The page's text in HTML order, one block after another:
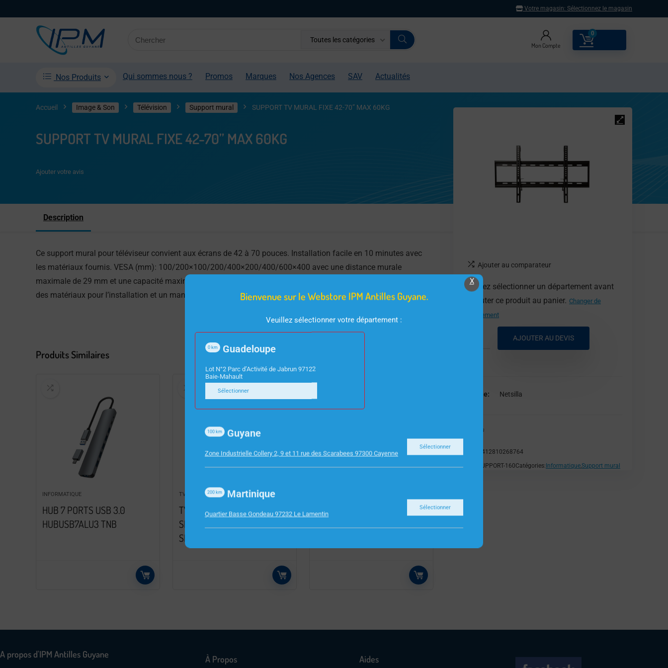
Votre magasin: Sélectionnez le magasin
Toutes les catégories
Mon Compte
0
Nos Produits Qui sommes nous ? Promos Marques Nos Agences SAV Actualités
Accueil Image & Son Télévision Support mural SUPPORT TV MURAL FIXE 42-70” MAX 60KG
SUPPORT TV MURAL FIXE 42-70” MAX 60KG
Ajouter au comparateur
Veuillez sélectionner un département avant
d'ajouter ce produit au panier. Changer de
département
AJOUTER AU DEVIS
Marque Netsilla
Netsilla
5412810268764
SUPPORT-160Catégories:InformatiqueSupport mural
Ajouter votre avis
Description
Ce support mural pour téléviseur convient aux écrans de 42 à 70 pouces. Installation facile en 10 minutes avec
les matériaux fournis. VESA (mm): 100/200×100/200/400×200/400/600×400 avec une distance murale
maximale de 29 mm et une capacité maximale de 60 kg. Livré dans son emballage original avec une passe d’eau,
des matériaux pour l’installation et un manuel. Expédition dans les 24 heures.
Produits Similaires
INFORMATIQUE
HUB 7 PORTS USB 3.0
HUBUSB7ALU3 TNB
TV
TV 43″/108CM STRONG
SRT43UA6203 UHD/4K
SMART
ADAPTATEUR USB 3.0 RJ45
A propos d'IPM Antilles Guyane À Propos Aides
X
Bienvenue sur le Webstore IPM Antilles Guyane.
Veuillez sélectionner votre département :
Guadeloupe
0 km
Lot N°2 Parc d’Activité de Jabrun 97122
Baie-Mahault
Sélectionner
Guyane
100 km
Zone Industrielle Collery 2, 9 et 11 rue des Scarabees 97300 Cayenne
Sélectionner
Martinique
200 km
Quartier Basse Gondeau 97232 Le Lamentin
Sélectionner